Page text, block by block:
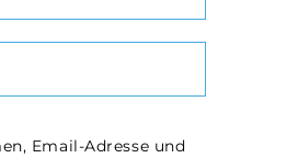
Email-Adresse und